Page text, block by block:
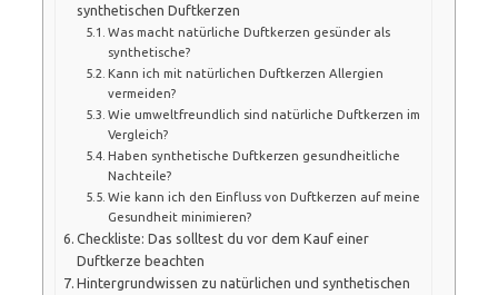
synthetischen Duftkerzen
Was macht natürliche Duftkerzen gesünder als
synthetische?
Kann ich mit natürlichen Duftkerzen Allergien
vermeiden?
Wie umweltfreundlich sind natürliche Duftkerzen im
Vergleich?
Haben synthetische Duftkerzen gesundheitliche
Nachteile?
Wie kann ich den Einfluss von Duftkerzen auf meine
Gesundheit minimieren?
Checkliste: Das solltest du vor dem Kauf einer
Duftkerze beachten
Hintergrundwissen zu natürlichen und synthetischen